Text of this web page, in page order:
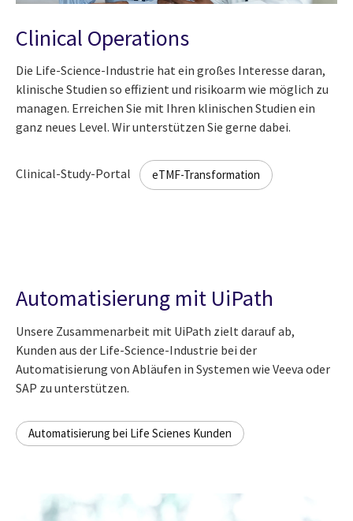
Clinical Operations
Die Life-Science-Industrie hat ein großes Interesse daran,
klinische Studien so effizient und risikoarm wie möglich zu
managen. Erreichen Sie mit Ihren klinischen Studien ein
ganz neues Level. Wir unterstützen Sie gerne dabei.
Clinical-Study-Portal eTMF-Transformation
Automatisierung mit UiPath
Unsere Zusammenarbeit mit UiPath zielt darauf ab,
Kunden aus der Life-Science-Industrie bei der
Automatisierung von Abläufen in Systemen wie Veeva oder
SAP zu unterstützen.
Automatisierung bei Life Scienes Kunden